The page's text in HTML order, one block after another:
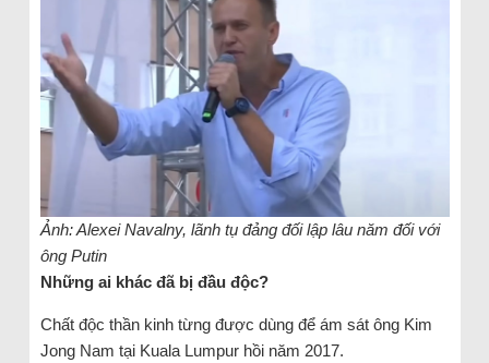
Ảnh: Alexei Navalny, lãnh tụ đảng đối lập lâu năm đối với
ông Putin
Những ai khác đã bị đầu độc?
Chất độc thần kinh từng được dùng để ám sát ông Kim
Jong Nam tại Kuala Lumpur hồi năm 2017.